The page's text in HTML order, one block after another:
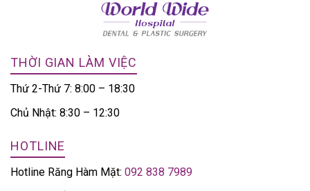
THỜI GIAN LÀM VIỆC
Thứ 2-Thứ 7: 8:00 – 18:30
Chủ Nhật: 8:30 – 12:30
HOTLINE
Hotline Răng Hàm Mặt: 092 838 7989